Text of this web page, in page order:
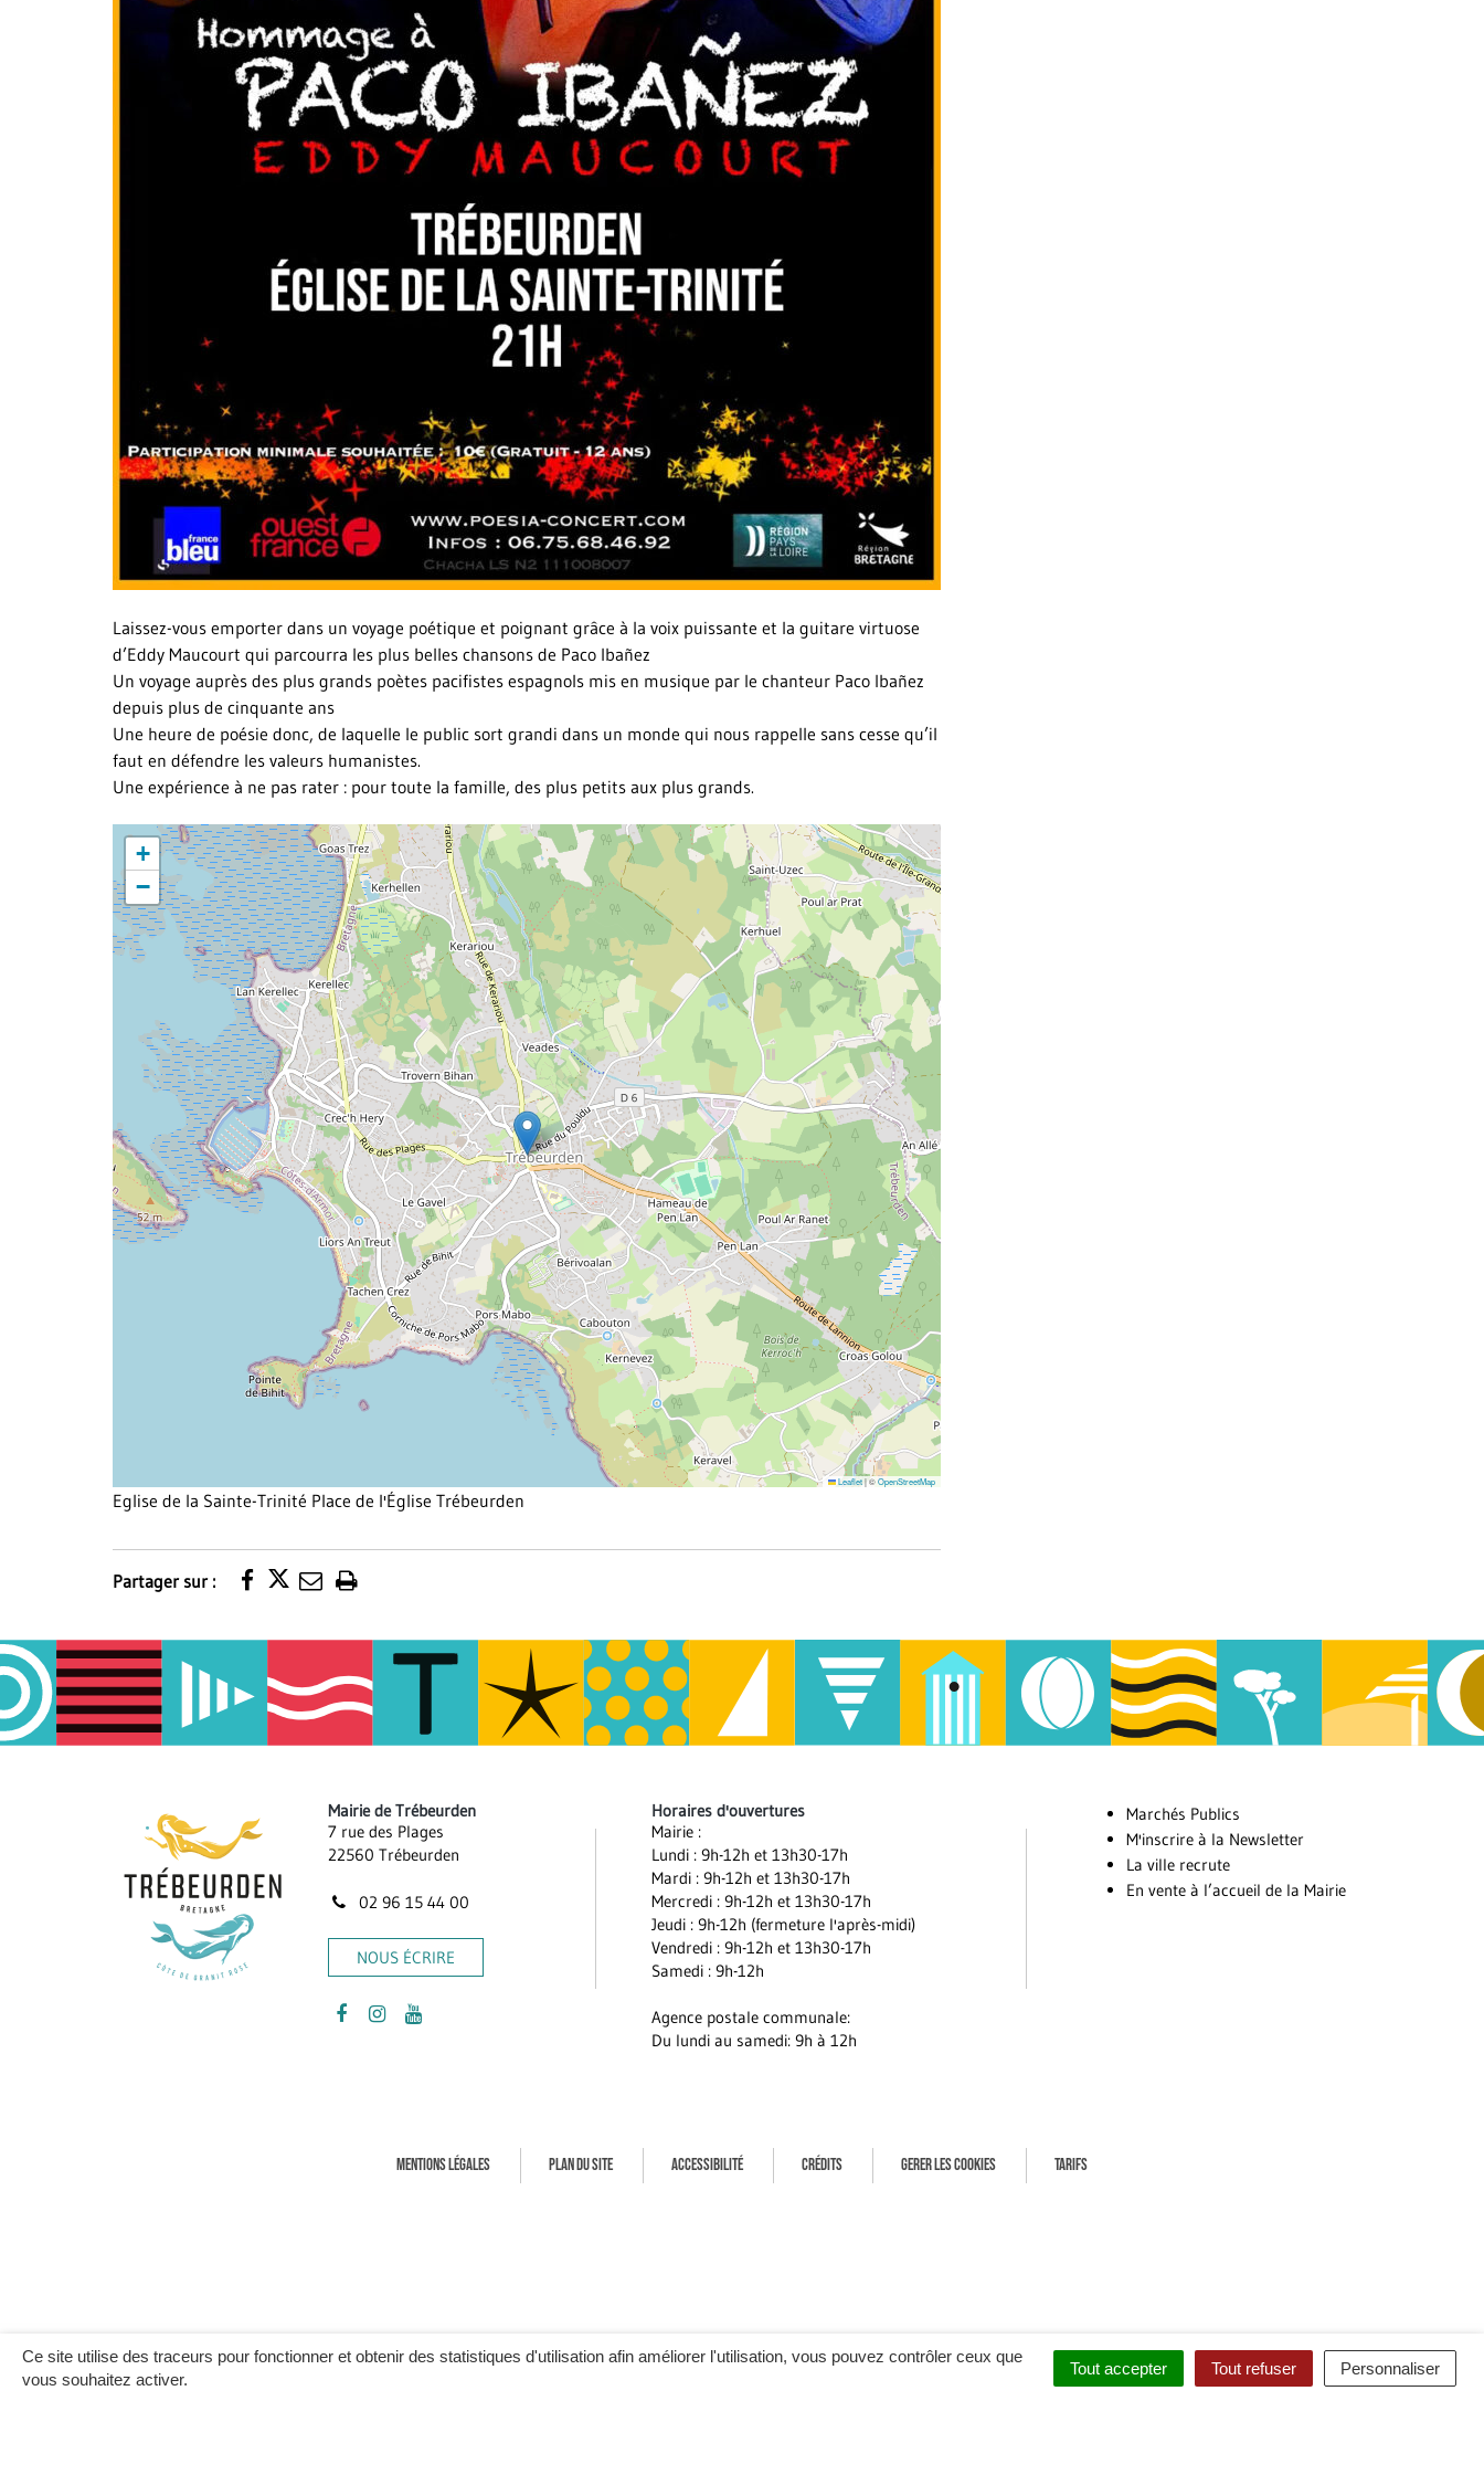
Ce site utilise des traceurs pour fonctionner et obtenir des statistiques d'utilisation afin améliorer l'utilisation, vous pouvez contrôler ceux que
vous souhaitez activer.
Tout accepter Tout refuser Personnaliser
Laissez-vous emporter dans un voyage poétique et poignant grâce à la voix puissante et la guitare virtuose
d’Eddy Maucourt qui parcourra les plus belles chansons de Paco Ibañez
Un voyage auprès des plus grands poètes pacifistes espagnols mis en musique par le chanteur Paco Ibañez
depuis plus de cinquante ans
Une heure de poésie donc, de laquelle le public sort grandi dans un monde qui nous rappelle sans cesse qu’il
faut en défendre les valeurs humanistes.
Une expérience à ne pas rater : pour toute la famille, des plus petits aux plus grands.
+
−
Leaflet|©OpenStreetMap
Eglise de la Sainte-Trinité Place de l'Église Trébeurden
Partager sur :
Imprimer
Mairie de Trébeurden
7 rue des Plages
22560 Trébeurden
02 96 15 44 00
NOUS ÉCRIRE
LienLienLien
Horaires d'ouvertures
Mairie :
Lundi : 9h-12h et 13h30-17h
Mardi : 9h-12h et 13h30-17h
Mercredi : 9h-12h et 13h30-17h
Jeudi : 9h-12h (fermeture l'après-midi)
Vendredi : 9h-12h et 13h30-17h
Samedi : 9h-12h
Agence postale communale:
Du lundi au samedi: 9h à 12h
Marchés Publics
M'inscrire à la Newsletter
La ville recrute
En vente à l’accueil de la Mairie
MENTIONS LÉGALES PLAN DU SITE ACCESSIBILITÉ CRÉDITS GERER LES COOKIES TARIFS